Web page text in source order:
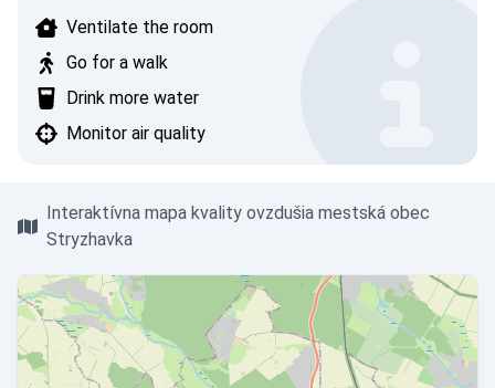
Ventilate the room
Go for a walk
Drink more water
Monitor air quality
Interaktívna mapa kvality ovzdušia mestská obec
Stryzhavka